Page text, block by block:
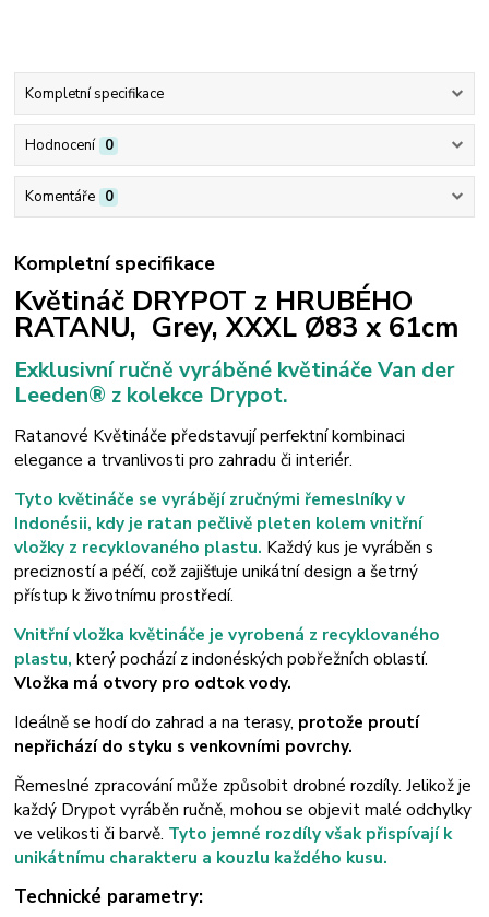
Kompletní specifikace
Hodnocení 0
Komentáře 0
Kompletní specifikace
Květináč DRYPOT z HRUBÉHO
RATANU, Grey, XXXL Ø83 x 61cm
Exklusivní ručně vyráběné květináče Van der
Leeden® z kolekce Drypot.
Ratanové Květináče představují perfektní kombinaci
elegance a trvanlivostipro zahradu či interiér.
Tyto květináče se vyrábějí zručnými řemeslníky v
Indonésii, kdy je ratan pečlivě pleten kolem vnitřní
vložky z recyklovaného plastu. Každý kus je vyráběn s
precizností a péčí, což zajišťuje unikátní design a šetrný
přístup k životnímu prostředí.
Vnitřní vložka květináče je vyrobená z recyklovaného
plastu,který pochází z indonéských pobřežních oblastí.
Vložka má otvory pro odtok vody.
Ideálně se hodí do zahrad a na terasy, protože proutí
nepřichází do styku s venkovními povrchy.
Řemeslné zpracování může způsobit drobné rozdíly. Jelikož je
každý Drypot vyráběn ručně, mohou se objevit malé odchylky
ve velikosti či barvě. Tyto jemné rozdíly však přispívají k
unikátnímu charakteru a kouzlu každého kusu.
Technické parametry: